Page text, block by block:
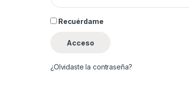
Recuérdame
Acceso
¿Olvidaste la contraseña?